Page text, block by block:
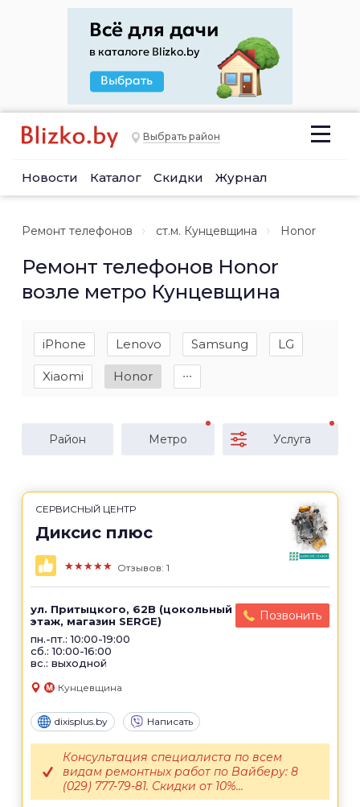
Выбрать район
Новости Каталог Скидки Журнал
Ремонт телефонов ст.м. Кунцевщина Honor
Ремонт телефонов Honor
возле метро Кунцевщина
iPhone Lenovo Samsung LG
Xiaomi Honor ∙∙∙
Район Метро Услуга
СЕРВИСНЫЙ ЦЕНТР
Диксис плюс
★★★★★ Отзывов: 1
ул. Притыцкого, 62B (цокольный
этаж, магазин SERGE)
пн.-пт.: 10:00-19:00
сб.: 10:00-16:00
вс.: выходной
Позвонить
Кунцевщина
dixisplus.by Написать
Консультация специалиста по всем
видам ремонтных работ по Вайберу: 8
(029) 777-79-81. Скидки от 10%...